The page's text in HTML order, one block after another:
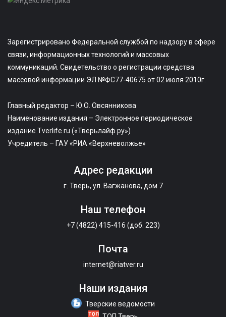
Зарегистрировано Федеральной службой по надзору в сфере
связи, информационных технологий и массовых
коммуникаций. Свидетельство о регистрации средства
массовой информации ЭЛ №ФС77-40675 от 02 июля 2010г.
Главный редактор – Ю.О. Овсянникова
Наименование издания – Электронное периодическое
издание Tverlife.ru («Тверьлайф.ру»)
Учредитель – ГАУ «РИА «Верхневолжье»
Адрес редакции
г. Тверь, ул. Вагжанова, дом 7
Наш телефон
+7 (4822) 415-416 (доб. 223)
Почта
internet@riatver.ru
Наши издания
Тверские ведомости